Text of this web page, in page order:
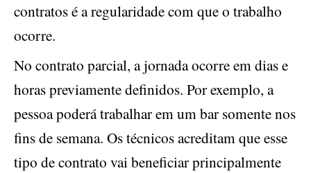
contratos é a regularidade com que o trabalho
ocorre.
No contrato parcial, a jornada ocorre em dias e
horas previamente definidos. Por exemplo, a
pessoa poderá trabalhar em um bar somente nos
fins de semana. Os técnicos acreditam que esse
tipo de contrato vai beneficiar principalmente